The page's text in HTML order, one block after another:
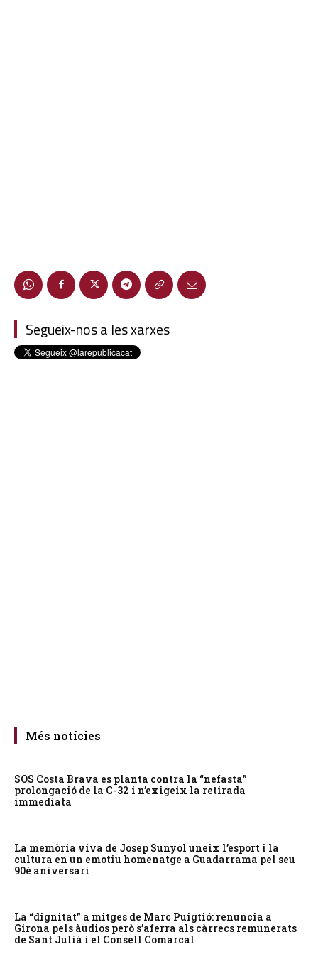
Segueix-nos a les xarxes
Més notícies
SOS Costa Brava es planta contra la “nefasta”
prolongació de la C-32 i n’exigeix la retirada
immediata
La memòria viva de Josep Sunyol uneix l’esport i la
cultura en un emotiu homenatge a Guadarrama pel seu
90è aniversari
La “dignitat” a mitges de Marc Puigtió: renuncia a
Girona pels àudios però s’aferra als càrrecs remunerats
de Sant Julià i el Consell Comarcal